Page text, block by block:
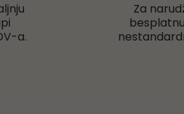
a.
Za